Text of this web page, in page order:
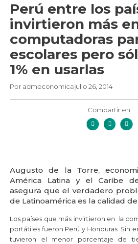
Perú entre los
invirtieron más
computadoras
escolares pero
1% en usarlas
Por admeconomicajulio 26, 2014
Compartir en:
Augusto de la Torre,
América Latina y el Caribe
asegura que el verdadero
de Latinoamérica es la calidad
Los países que más invirtieron en la
portátiles fueron Perú y Honduras. Sin
tuvieron el menor porcentaje de